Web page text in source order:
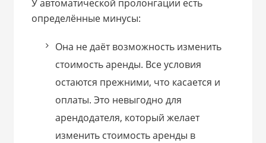
У автоматической пролонгации есть
определённые минусы:
Она не даёт возможность изменить
стоимость аренды. Все условия
остаются прежними, что касается и
оплаты. Это невыгодно для
арендодателя, который желает
изменить стоимость аренды в